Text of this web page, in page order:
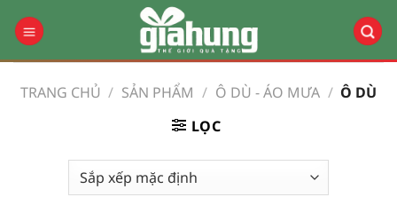
qua
TRANG CHỦ / SẢN PHẨM / Ô DÙ - ÁO MƯA / Ô DÙ
LỌC